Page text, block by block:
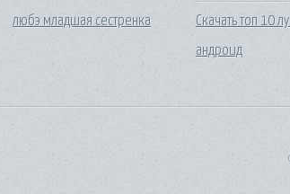
любэ младшая сестренка
Скачать топ 10
андроид